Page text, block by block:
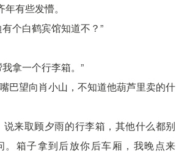
年有些发懵。
个白鹤宾馆知道不？”
拿一个行李箱。”
巴望向肖小山，不知道他葫芦里卖的什
说来取顾夕雨的行李箱，其他什么都别
。箱子拿到后放你后车厢，我晚点来